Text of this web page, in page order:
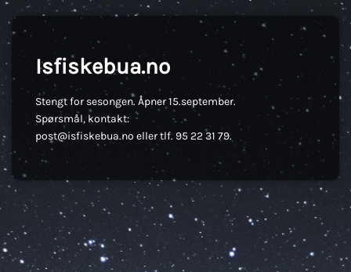
Isfiskebua.no
Stengt for sesongen. Åpner 15.september.
Spørsmål, kontakt:
post@isfiskebua.no eller tlf. 95 22 31 79.